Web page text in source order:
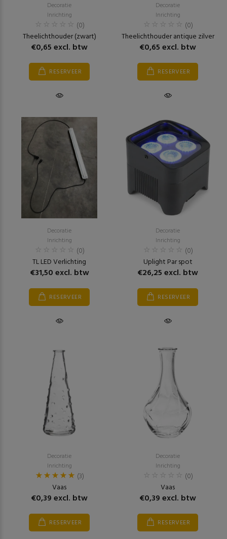
Decoratie
Inrichting
(0)
Theelichthouder (zwart)
€0,65 excl. btw
RESERVEER
Decoratie
Inrichting
(0)
Theelichthouder antique zilver
€0,65 excl. btw
RESERVEER
Decoratie
Inrichting
(0)
TL LED Verlichting
€31,50 excl. btw
RESERVEER
Decoratie
Inrichting
(0)
Uplight Par spot
€26,25 excl. btw
RESERVEER
Decoratie
Inrichting
(3)
Vaas
€0,39 excl. btw
RESERVEER
Decoratie
Inrichting
(0)
Vaas
€0,39 excl. btw
RESERVEER